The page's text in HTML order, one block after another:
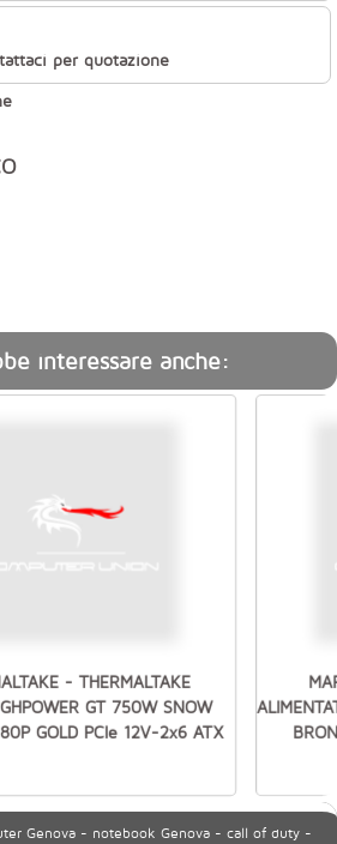
per quotazione
interessare anche:
- THERMALTAKE
GT 750W SNOW
GOLD PCIe 12V-2x6 ATX
Genova - notebook Genova - call of duty -